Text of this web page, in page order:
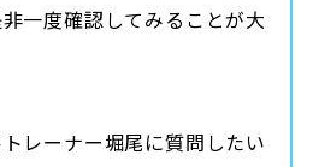
一度確認してみることが大
レーナー堀尾に質問したい